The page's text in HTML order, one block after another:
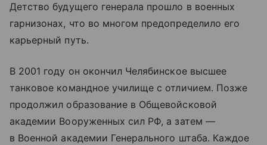
Детство будущего генерала прошло в военных
гарнизонах, что во многом предопределило его
карьерный путь.
В 2001 году он окончил Челябинское высшее
танковое командное училище с отличием. Позже
продолжил образование в Общевойсковой
академии Вооруженных сил РФ, а затем —
в Военной академии Генерального штаба. Каждое